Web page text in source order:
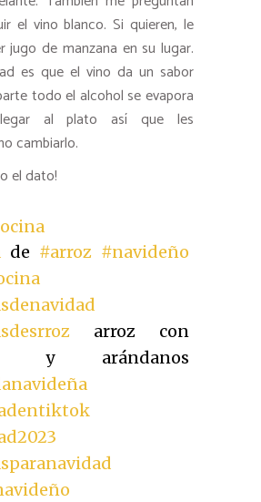
el vino blanco. Si quieren, le
jugo de manzana en su lugar.
es que el vino da un sabor
todo el alcohol se evapora
al plato así que les
cambiarlo.
el dato!
de #arroz #navideño
arroz con
y arándanos